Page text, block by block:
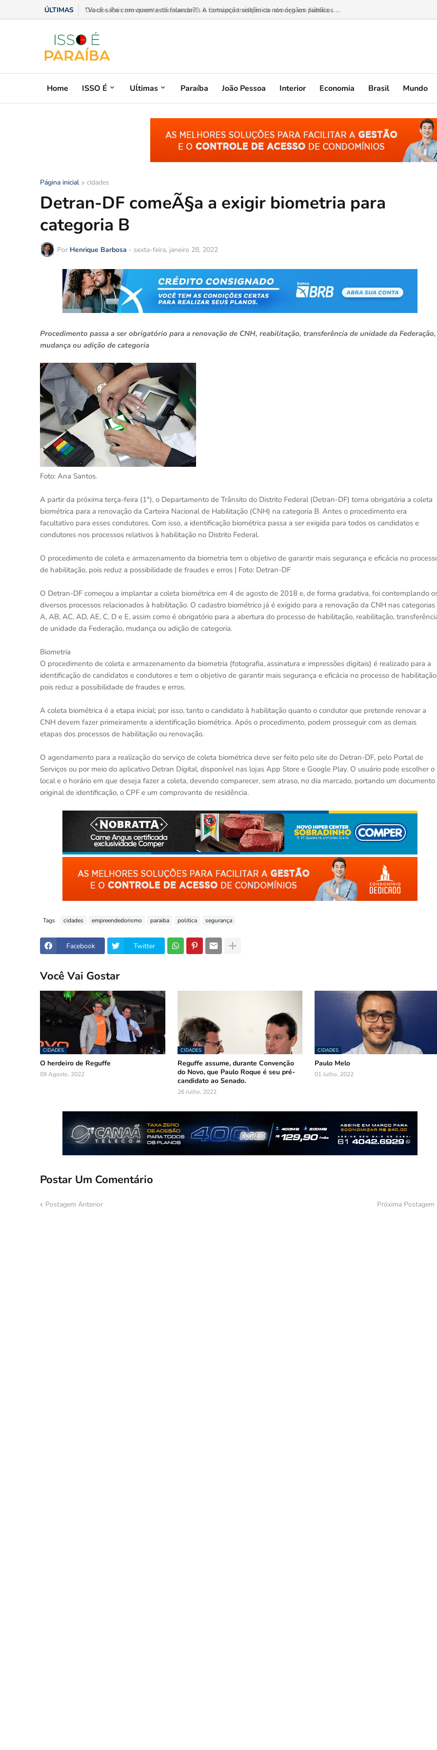
ÚLTIMAS Dia dos Pais movimenta churrascarias e fortalece tradição do almoço em família ...
Home ISSO É Uĺtimas Paraíba João Pessoa Interior Economia Brasil Mundo
Página inicial cidades
Detran-DF comeÃ§a a exigir biometria para
categoria B
Por Henrique Barbosa - sexta-feira, janeiro 28, 2022
Procedimento passa a ser obrigatório para a renovação de CNH, reabilitação, transferência de unidade da Federação,
mudança ou adição de categoria
Foto: Ana Santos.
A partir da próxima terça-feira (1°), o Departamento de Trânsito do Distrito Federal (Detran-DF) torna obrigatória a coleta
biométrica para a renovação da Carteira Nacional de Habilitação (CNH) na categoria B. Antes o procedimento era
facultativo para esses condutores. Com isso, a identificação biométrica passa a ser exigida para todos os candidatos e
condutores nos processos relativos à habilitação no Distrito Federal.
O procedimento de coleta e armazenamento da biometria tem o objetivo de garantir mais segurança e eficácia no
de habilitação, pois reduz a possibilidade de fraudes e erros | Foto: Detran-DF
O Detran-DF começou a implantar a coleta biométrica em 4 de agosto de 2018 e, de forma gradativa, foi contemplando
diversos processos relacionados à habilitação. O cadastro biométrico já é exigido para a renovação da CNH nas categorias
A, AB, AC, AD, AE, C, D e E, assim como é obrigatório para a abertura do processo de habilitação, reabilitação,
de unidade da Federação, mudança ou adição de categoria.
Biometria
O procedimento de coleta e armazenamento da biometria (fotografia, assinatura e impressões digitais) é realizado para a
identificação de candidatos e condutores e tem o objetivo de garantir mais segurança e eficácia no processo de
pois reduz a possibilidade de fraudes e erros.
A coleta biométrica é a etapa inicial; por isso, tanto o candidato à habilitação quanto o condutor que pretende renovar a
CNH devem fazer primeiramente a identificação biométrica. Após o procedimento, podem prosseguir com as demais
etapas dos processos de habilitação ou renovação.
O agendamento para a realização do serviço de coleta biométrica deve ser feito pelo site do Detran-DF, pelo Portal de
Serviços ou por meio do aplicativo Detran Digital, disponível nas lojas App Store e Google Play. O usuário pode escolher o
local e o horário em que deseja fazer a coleta, devendo comparecer, sem atraso, no dia marcado, portando um documento
original de identificação, o CPF e um comprovante de residência.
Tags cidades empreendedorismo paraiba politica segurança
Facebook Twitter
Você Vai Gostar
CIDADES
O herdeiro de Reguffe
09 Agosto, 2022
CIDADES
Reguffe assume, durante Convenção
do Novo, que Paulo Roque é seu pré-
candidato ao Senado.
26 Julho, 2022
CIDADES
Paulo Melo
01 Julho, 2022
Postar Um Comentário
Postagem Anterior Próxima Postagem